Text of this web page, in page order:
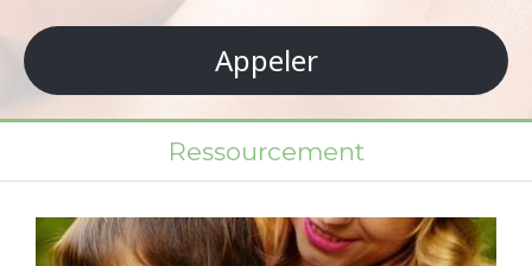
Appeler
Ressourcement